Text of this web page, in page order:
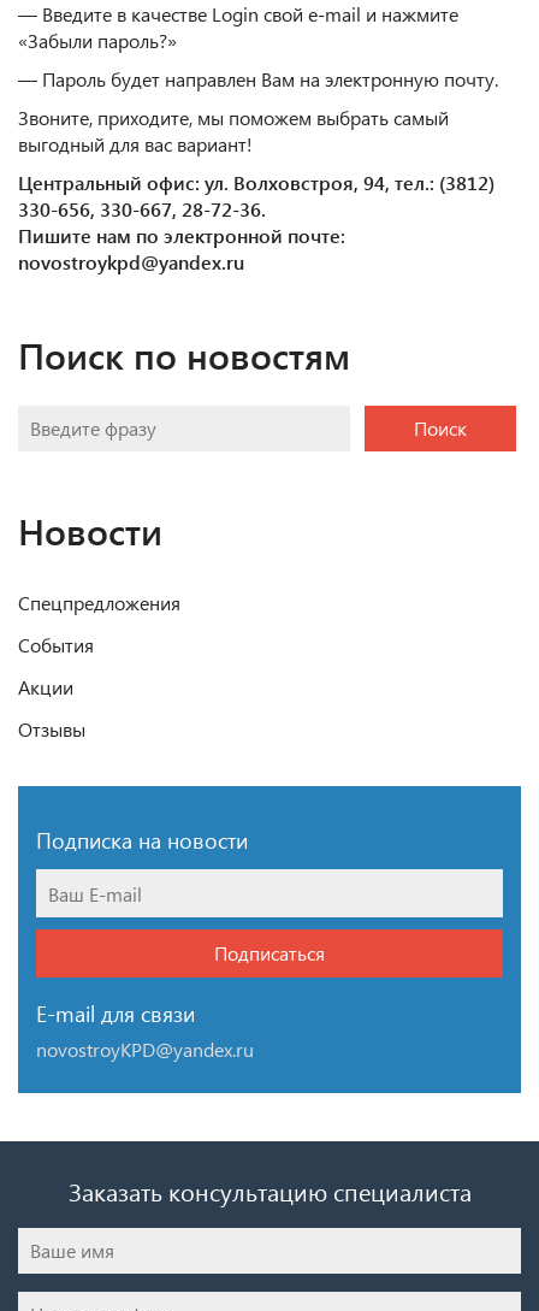
— Введите в качестве Login свой e-mail и нажмите
«Забыли пароль?»
— Пароль будет направлен Вам на электронную почту.
Звоните, приходите, мы поможем выбрать самый
выгодный для вас вариант!
Центральный офис: ул. Волховстроя, 94, тел.: (3812)
330-656, 330-667, 28-72-36.
Пишите нам по электронной почте:
novostroykpd@yandex.ru
Поиск по новостям
Поиск
Новости
Спецпредложения
События
Акции
Отзывы
Подписка на новости
Подписаться
E-mail для связи
novostroyKPD@yandex.ru
Заказать консультацию специалиста